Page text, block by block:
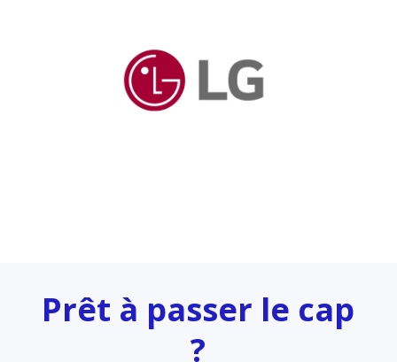
Prêt à passer le cap
?